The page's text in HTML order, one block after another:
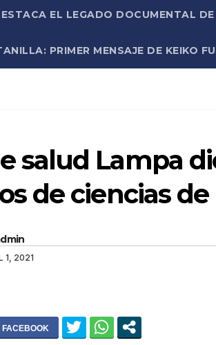
EL LEGADO DOCUMENTAL
PRIMER MENSAJE DE KEIKO
salud Lampa
de ciencias de
1, 2021